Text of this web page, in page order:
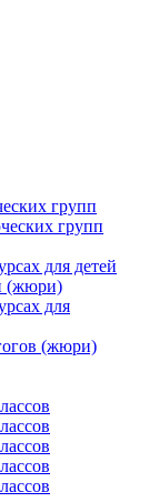
групп
групп
для детей
(жюри)
для
(жюри)